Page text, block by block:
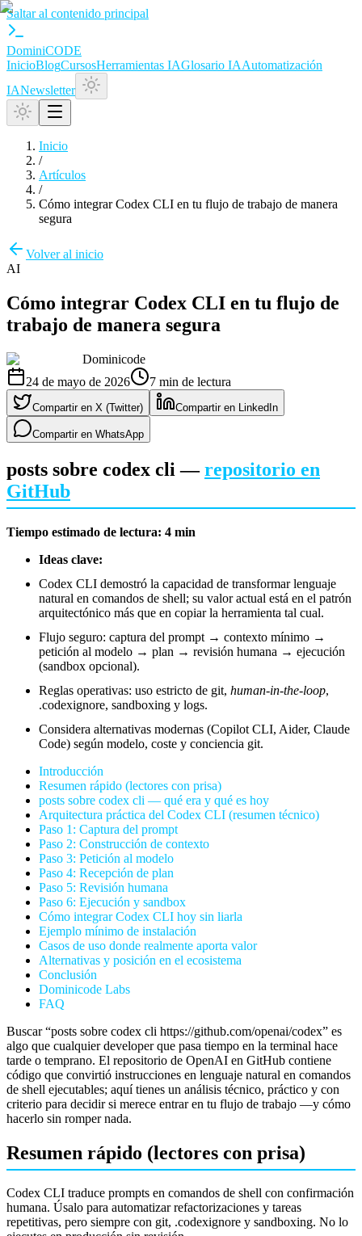
Saltar al contenido principal
DominiCODE
InicioBlogCursosHerramientas IAGlosario IAAutomatización
IANewsletter
Inicio
/
Artículos
/
Cómo integrar Codex CLI en tu flujo de trabajo de manera
segura
Volver al inicio
AI
Cómo integrar Codex CLI en tu flujo de
trabajo de manera segura
Dominicode
24 de mayo de 2026
7 min de lectura
Compartir en X (Twitter) Compartir en LinkedIn
Compartir en WhatsApp
posts sobre codex cli —repositorio en
GitHub
Tiempo estimado de lectura: 4 min
Ideas clave:
Codex CLI demostró la capacidad de transformar lenguaje
natural en comandos de shell; su valor actual está en el patrón
arquitectónico más que en copiar la herramienta tal cual.
Flujo seguro: captura del prompt → contexto mínimo →
petición al modelo → plan → revisión humana → ejecución
(sandbox opcional).
Reglas operativas: uso estricto de git, human-in-the-loop,
.codexignore, sandboxing y logs.
Considera alternativas modernas (Copilot CLI, Aider, Claude
Code) según modelo, coste y conciencia git.
Introducción
Resumen rápido (lectores con prisa)
posts sobre codex cli — qué era y qué es hoy
Arquitectura práctica del Codex CLI (resumen técnico)
Paso 1: Captura del prompt
Paso 2: Construcción de contexto
Paso 3: Petición al modelo
Paso 4: Recepción de plan
Paso 5: Revisión humana
Paso 6: Ejecución y sandbox
Cómo integrar Codex CLI hoy sin liarla
Ejemplo mínimo de instalación
Casos de uso donde realmente aporta valor
Alternativas y posición en el ecosistema
Conclusión
Dominicode Labs
FAQ
Buscar “posts sobre codex cli https://github.com/openai/codex” es
algo que cualquier developer que pasa tiempo en la terminal hace
tarde o temprano. El repositorio de OpenAI en GitHub contiene
código que convirtió instrucciones en lenguaje natural en comandos
de shell ejecutables; aquí tienes un análisis técnico, práctico y con
criterio para decidir si merece entrar en tu flujo de trabajo —y cómo
hacerlo sin romper nada.
Resumen rápido (lectores con prisa)
Codex CLI traduce prompts en comandos de shell con confirmación
humana. Úsalo para automatizar refactorizaciones y tareas
repetitivas, pero siempre con git, .codexignore y sandboxing. No lo